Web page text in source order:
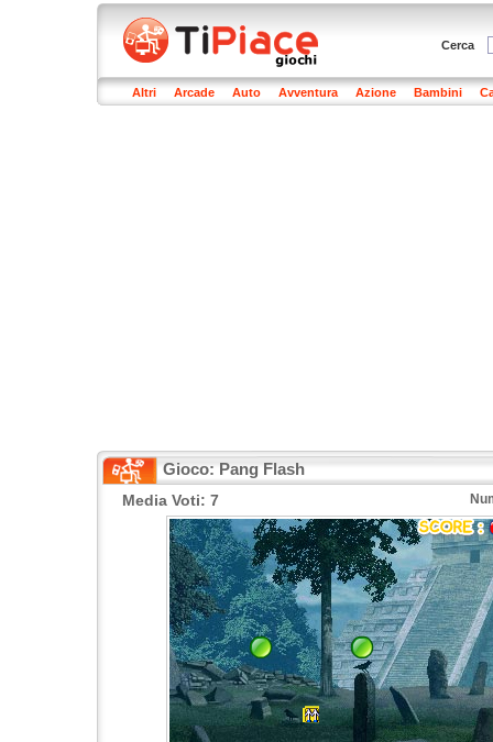
Cerca
Altri Arcade Auto Avventura Azione Bambini
Gioco: Pang Flash
Media Voti: 7